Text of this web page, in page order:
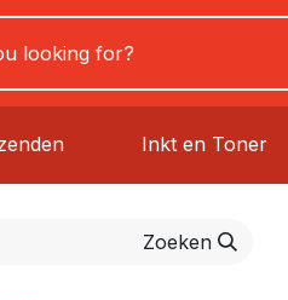
Inkt en Toner
Zoeken